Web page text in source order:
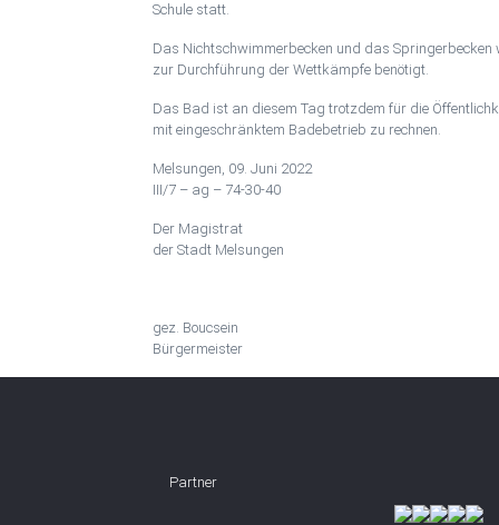
Schule statt.
Das Nichtschwimmerbecken und das
zur Durchführung der Wettkämpfe benötigt.
Das Bad ist an diesem Tag trotzdem für die
mit eingeschränktem Badebetrieb zu rechnen.
Melsungen, 09. Juni 2022
III/7 – ag – 74-30-40
Der Magistrat
der Stadt Melsungen
gez. Boucsein
Bürgermeister
Partner